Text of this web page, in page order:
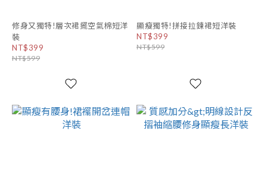
修身又獨特!層次裙擺空氣棉短洋
裝
NT$399
NT$599
顯瘦獨特!拼接拉鍊裙短洋裝
NT$399
NT$599